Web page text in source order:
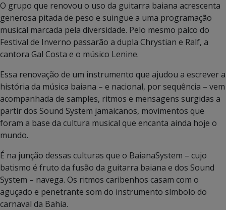
O grupo que renovou o uso da guitarra baiana acrescenta
generosa pitada de peso e suingue a uma programação
musical marcada pela diversidade. Pelo mesmo palco do
Festival de Inverno passarão a dupla Chrystian e Ralf, a
cantora Gal Costa e o músico Lenine.
Essa renovação de um instrumento que ajudou a escrever a
história da música baiana – e nacional, por sequência – vem
acompanhada de samples, ritmos e mensagens surgidas a
partir dos Sound System jamaicanos, movimentos que
foram a base da cultura musical que encanta ainda hoje o
mundo.
É na junção dessas culturas que o BaianaSystem – cujo
batismo é fruto da fusão da guitarra baiana e dos Sound
System – navega. Os ritmos caribenhos casam com o
aguçado e penetrante som do instrumento símbolo do
carnaval da Bahia.